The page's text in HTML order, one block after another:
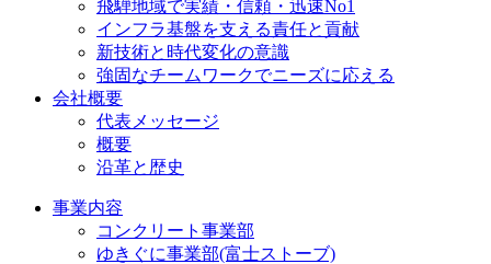
飛騨地域で実績・信頼・迅速No1
インフラ基盤を支える責任と貢献
新技術と時代変化の意識
強固なチームワークでニーズに応える
会社概要
代表メッセージ
概要
沿革と歴史
事業内容
コンクリート事業部
ゆきぐに事業部(富士ストーブ)